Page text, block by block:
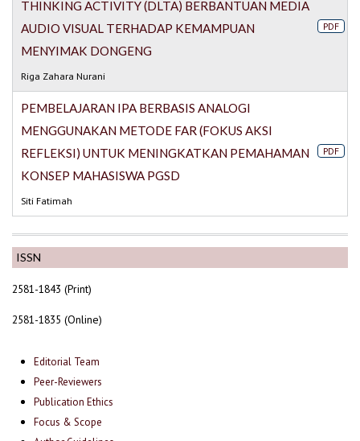
ISSN
2581-1843 (Print)
2581-1835 (Online)
Editorial Team
Peer-Reviewers
Publication Ethics
Focus & Scope
THINKING ACTIVITY (DLTA) BERBANTUAN MEDIA
AUDIO VISUAL TERHADAP KEMAMPUAN
MENYIMAK DONGENG
Riga Zahara Nurani
PDF
PEMBELAJARAN IPA BERBASIS ANALOGI
MENGGUNAKAN METODE FAR (FOKUS AKSI
REFLEKSI) UNTUK MENINGKATKAN PEMAHAMAN
KONSEP MAHASISWA PGSD
Siti Fatimah
PDF